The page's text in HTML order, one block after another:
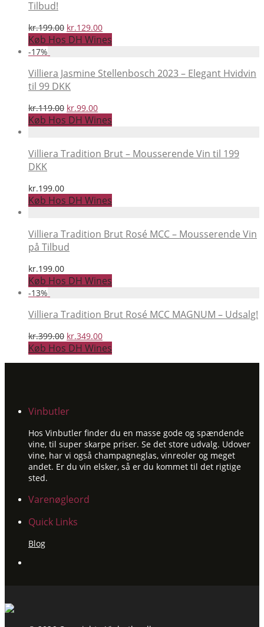
Tilbud!
kr.199.00 Den
oprindelige
pris
kr.199.00.
kr.129.00Den
aktuelle
pris
kr.129.00.
Køb Hos DH Wines
-17%
Villiera Jasmine Stellenbosch 2023 – Elegant Hvidvin
til 99 DKK
kr.119.00 Den
oprindelige
pris
kr.119.00.
kr.99.00Den
aktuelle
pris
kr.99.00.
Køb Hos DH Wines
Villiera Tradition Brut – Mousserende Vin til 199
DKK
kr.199.00
Køb Hos DH Wines
Villiera Tradition Brut Rosé MCC – Mousserende Vin
på Tilbud
kr.199.00
Køb Hos DH Wines
-13%
Villiera Tradition Brut Rosé MCC MAGNUM – Udsalg!
kr.399.00 Den
oprindelige
pris
kr.349.00Den
aktuelle
pris
Køb Hos DH Wines
Vinbutler
Hos Vinbutler finder du en masse gode og spændende
vine, til super skarpe priser. Se det store udvalg. Udover
vine, har vi også champagneglas, vinreoler og meget
andet. Er du vin elsker, så er du kommet til det rigtige
sted.
Varenøgleord
Quick Links
Blog